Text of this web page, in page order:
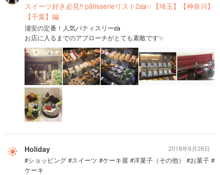
スイーツ好き必見‼︎ pâtisserieリスト2🍰✨【埼玉】【神奈川】
【千葉】編
浦安の定番！人気パティスリー🍰
お店に入るまでのアプローチがとても素敵です✨
Holiday
#ショッピング #スイーツ #ケーキ屋 #洋菓子（その他） #お菓子 #
ケーキ
2018年9月26日